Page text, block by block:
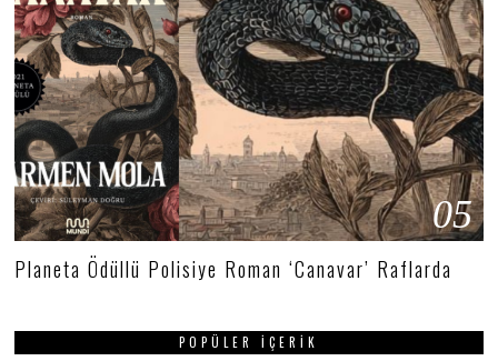
05
Planeta Ödüllü Polisiye Roman ‘Canavar’ Raflarda
POPÜLER İÇERIK